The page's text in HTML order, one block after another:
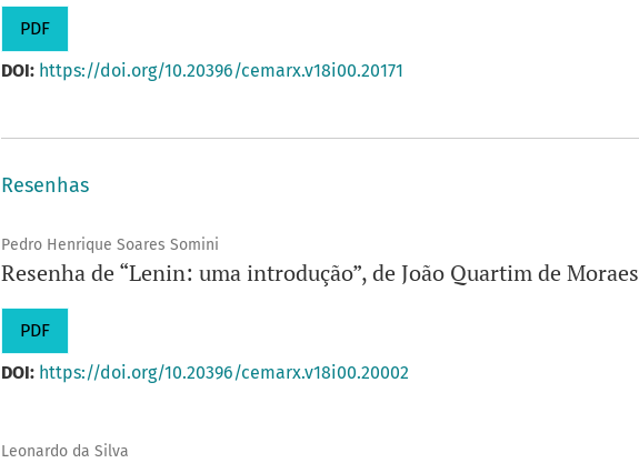
PDF
DOI: https://doi.org/10.20396/cemarx.v18i00.20171
Resenhas
Pedro Henrique Soares Somini
Resenha de “Lenin: uma introdução”, de João Quartim de Moraes
PDF
DOI: https://doi.org/10.20396/cemarx.v18i00.20002
Leonardo da Silva